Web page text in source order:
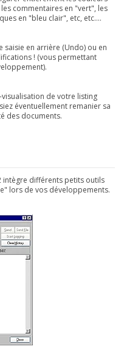
commentaires en "vert", les
en "bleu clair", etc, etc....
en arrière (Undo) ou en
! (vous permettant
de votre listing
éventuellement remanier sa
des documents.
intègre différents petits outils
lors de vos développements.